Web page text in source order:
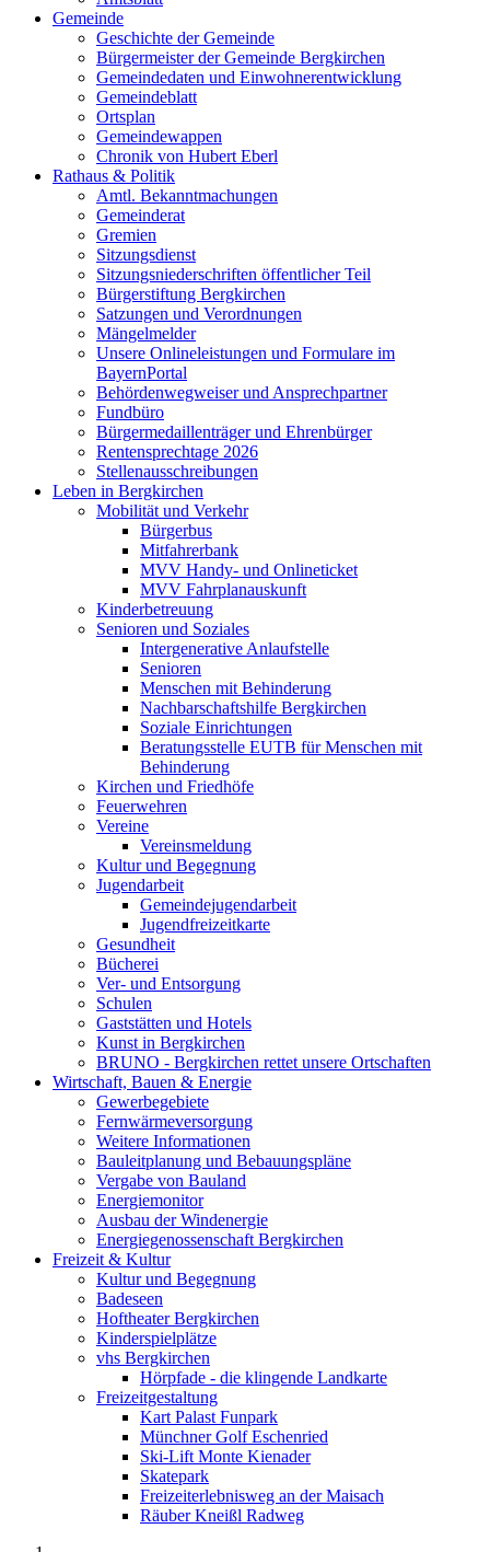
Gemeinde
Geschichte der Gemeinde
Bürgermeister der Gemeinde Bergkirchen
Gemeindedaten und Einwohnerentwicklung
Gemeindeblatt
Ortsplan
Gemeindewappen
Chronik von Hubert Eberl
Rathaus & Politik
Amtl. Bekanntmachungen
Gemeinderat
Gremien
Sitzungsdienst
Sitzungsniederschriften öffentlicher Teil
Bürgerstiftung Bergkirchen
Satzungen und Verordnungen
Mängelmelder
Unsere Onlineleistungen und Formulare im
BayernPortal
Behördenwegweiser und Ansprechpartner
Fundbüro
Bürgermedaillenträger und Ehrenbürger
Rentensprechtage 2026
Stellenausschreibungen
Leben in Bergkirchen
Mobilität und Verkehr
Bürgerbus
Mitfahrerbank
MVV Handy- und Onlineticket
MVV Fahrplanauskunft
Kinderbetreuung
Senioren und Soziales
Intergenerative Anlaufstelle
Senioren
Menschen mit Behinderung
Nachbarschaftshilfe Bergkirchen
Soziale Einrichtungen
Beratungsstelle EUTB für Menschen mit
Behinderung
Kirchen und Friedhöfe
Feuerwehren
Vereine
Vereinsmeldung
Kultur und Begegnung
Jugendarbeit
Gemeindejugendarbeit
Jugendfreizeitkarte
Gesundheit
Bücherei
Ver- und Entsorgung
Schulen
Gaststätten und Hotels
Kunst in Bergkirchen
BRUNO - Bergkirchen rettet unsere Ortschaften
Wirtschaft, Bauen & Energie
Gewerbegebiete
Fernwärmeversorgung
Weitere Informationen
Bauleitplanung und Bebauungspläne
Vergabe von Bauland
Energiemonitor
Ausbau der Windenergie
Energiegenossenschaft Bergkirchen
Freizeit & Kultur
Kultur und Begegnung
Badeseen
Hoftheater Bergkirchen
Kinderspielplätze
vhs Bergkirchen
Hörpfade - die klingende Landkarte
Freizeitgestaltung
Kart Palast Funpark
Münchner Golf Eschenried
Ski-Lift Monte Kienader
Skatepark
Freizeiterlebnisweg an der Maisach
Räuber Kneißl Radweg